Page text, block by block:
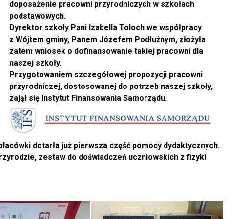
doposażenie pracowni przyrodniczych w szkołach
podstawowych.
Dyrektor szkoły Pani Izabella Toloch we współpracy
z Wójtem gminy, Panem Józefem Podłużnym, złożyła
zatem wniosek o dofinansowanie takiej pracowni dla
naszej szkoły.
Przygotowaniem szczegółowej propozycji pracowni
przyrodniczej, dostosowanej do potrzeb naszej szkoły,
zajął się Instytut Finansowania Samorządu.
dotarła już pierwsza część pomocy dydaktycznych.
zestaw do doświadczeń uczniowskich z fizyki